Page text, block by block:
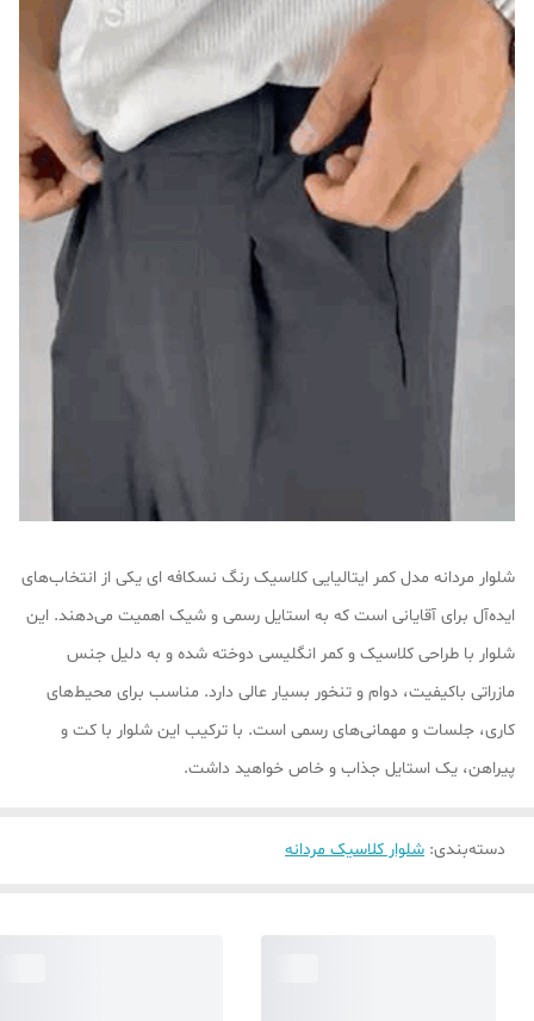
شلوار مردانه مدل کمر ایتالیایی کلاسیک رنگ نسکافه ای یکی از انتخاب‌های
ایده‌آل برای آقایانی است که به استایل رسمی و شیک اهمیت می‌دهند. این
شلوار با طراحی کلاسیک و کمر انگلیسی دوخته شده و به دلیل جنس
مازراتی باکیفیت، دوام و تنخور بسیار عالی دارد. مناسب برای محیط‌های
کاری، جلسات و مهمانی‌های رسمی است. با ترکیب این شلوار با کت و
پیراهن، یک استایل جذاب و خاص خواهید داشت.
دسته‌بندی: شلوار کلاسیک مردانه